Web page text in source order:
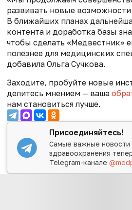
развивать новые возможности
В ближайших планах
контента и доработка базы
чтобы сделать «Медвестник»
полезнее для медицинских
добавила Ольга Сучкова.
Заходите, пробуйте новые
делитесь мнением — ваша
нам становиться лучше.
Присоединяйтесь!
Самые важные
здравоохранения
Telegram-канале